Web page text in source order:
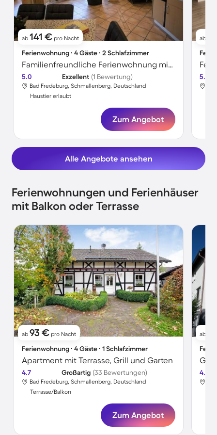
ab 141 € pro Nacht
Ferienwohnung ∙ 4 Gäste ∙ 2 Schlafzimmer
Familienfreundliche Ferienwohnung mit Sauna, Terrasse und Grill | Haustiere erlaubt
5.0 Exzellent (1 Bewertung)
Bad Fredeburg, Schmallenberg, Deutschland
Haustier erlaubt
Zum Angebot
ab
5.0
Alle Angebote ansehen
Ferienwohnungen und Ferienhäuser
mit Balkon oder Terrasse
ab 93 € pro Nacht
Ferienwohnung ∙ 4 Gäste ∙ 1 Schlafzimmer
Apartment mit Terrasse, Grill und Garten
4.7 Großartig (33 Bewertungen)
Bad Fredeburg, Schmallenberg, Deutschland
Terrasse/Balkon
Zum Angebot
ab
4.5